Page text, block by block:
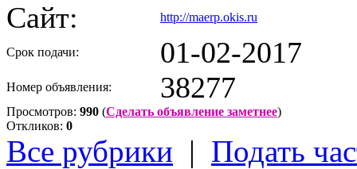
Сайт: http://maerp.okis.ru
Срок подачи: 01-02-2017
Номер объявления: 38277
Просмотров: 990 (Сделать объявление заметнее)
Откликов: 0
Все рубрики | Подать